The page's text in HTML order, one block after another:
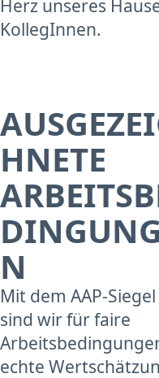
Herz unseres
KollegInnen.
HNETE
N
Mit dem AAP-Siegel
sind wir für faire
echte